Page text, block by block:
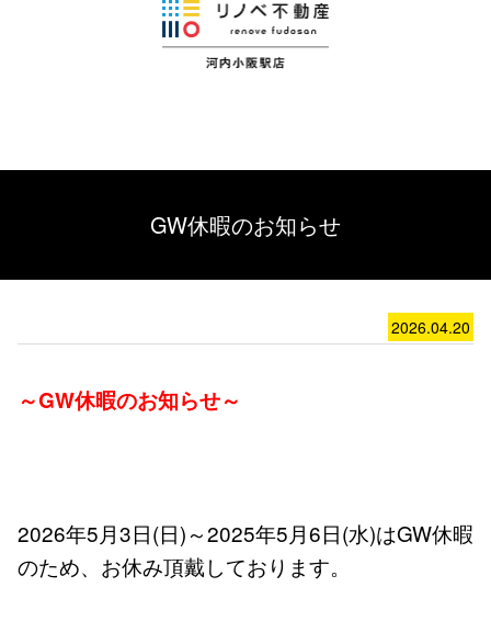
GW休暇のお知らせ
2026.04.20
～GW休暇のお知らせ～
2026年5月3日(日)～2025年5月6日(水)はGW休暇
のため、お休み頂戴しております。